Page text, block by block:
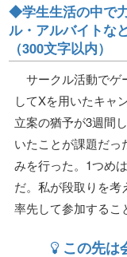
◆学生生活の中で
ル・アルバイトなど
（300文字以内）
サークル活動でゲ
してXを用いたキャ
立案の猶予が3週間
いたことが課題だっ
みを行った。1つめ
だ。私が段取りを考
率先して参加するこ
この先は